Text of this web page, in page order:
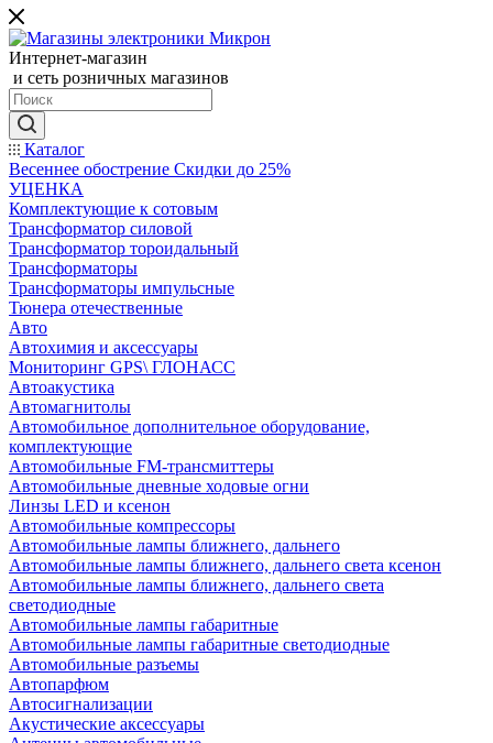
Интернет-магазин
и сеть розничных магазинов
Каталог
Весеннее обострение Скидки до 25%
УЦЕНКА
Комплектующие к сотовым
Трансформатор силовой
Трансформатор тороидальный
Трансформаторы
Трансформаторы импульсные
Тюнера отечественные
Авто
Автохимия и аксессуары
Мониторинг GPS\ ГЛОНАСС
Автоакустика
Автомагнитолы
Автомобильное дополнительное оборудование,
комплектующие
Автомобильные FM-трансмиттеры
Автомобильные дневные ходовые огни
Линзы LED и ксенон
Автомобильные компрессоры
Автомобильные лампы ближнего, дальнего
Автомобильные лампы ближнего, дальнего света ксенон
Автомобильные лампы ближнего, дальнего света
светодиодные
Автомобильные лампы габаритные
Автомобильные лампы габаритные светодиодные
Автомобильные разъемы
Автопарфюм
Автосигнализации
Акустические аксессуары